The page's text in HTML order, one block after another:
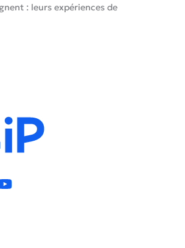
16000
Charleroi
saint exupery 2
6041
: leurs expériences de